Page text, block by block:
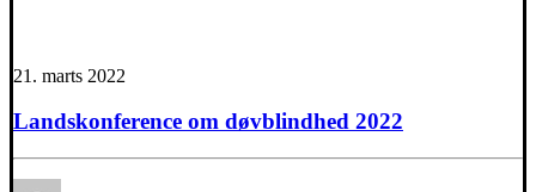
21. marts 2022
Landskonference om døvblindhed 2022